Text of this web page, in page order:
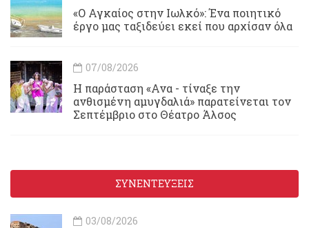
«Ο Αγκαίος στην Ιωλκό»: Ένα ποιητικό
έργο μας ταξιδεύει εκεί που αρχίσαν όλα
07/08/2026
Η παράσταση «Ανα - τίναξε την
ανθισμένη αμυγδαλιά» παρατείνεται τον
Σεπτέμβριο στο Θέατρο Άλσος
ΣΥΝΕΝΤΕΥΞΕΙΣ
03/08/2026